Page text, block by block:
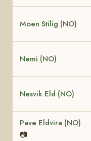
Moen Stilig (NO)
Nemi (NO)
Nesvik Eld (NO)
Pave Eldvira (NO)
📷